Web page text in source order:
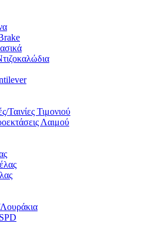
Ταινίες Τιμονιού
Λαιμού